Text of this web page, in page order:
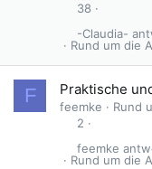
38
Rund um die
-Claudia-
F Praktische
feemke
Rund
2
Rund um die
feemke